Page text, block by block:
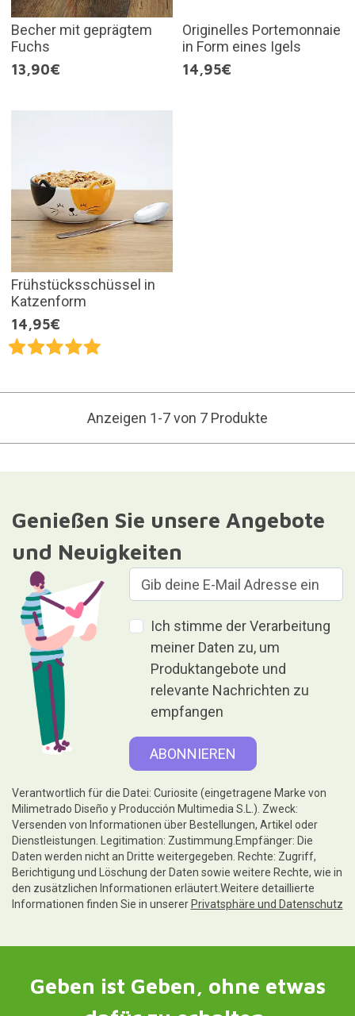
Becher mit geprägtem
Fuchs
13,90€
Originelles Portemonnaie
in Form eines Igels
14,95€
Frühstücksschüssel in
Katzenform
14,95€
Anzeigen 1-7 von 7 Produkte
Genießen Sie unsere Angebote
und Neuigkeiten
Ich stimme der Verarbeitung
meiner Daten zu, um
Produktangebote und
relevante Nachrichten zu
empfangen
Verantwortlich für die Datei: Curiosite (eingetragene Marke von
Milimetrado Diseño y Producción Multimedia S.L.). Zweck:
Versenden von Informationen über Bestellungen, Artikel oder
Dienstleistungen. Legitimation: Zustimmung.Empfänger: Die
Daten werden nicht an Dritte weitergegeben. Rechte: Zugriff,
Berichtigung und Löschung der Daten sowie weitere Rechte, wie in
den zusätzlichen Informationen erläutert.Weitere detaillierte
Informationen finden Sie in unserer Privatsphäre und Datenschutz
Geben ist Geben, ohne etwas